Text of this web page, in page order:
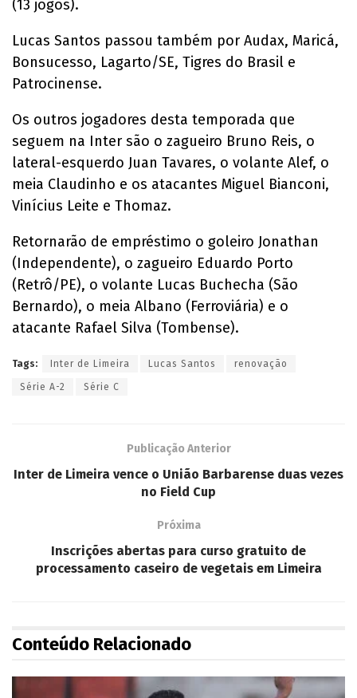
(13 jogos).
Lucas Santos passou também por Audax, Maricá,
Bonsucesso, Lagarto/SE, Tigres do Brasil e
Patrocinense.
Os outros jogadores desta temporada que
seguem na Inter são o zagueiro Bruno Reis, o
lateral-esquerdo Juan Tavares, o volante Alef, o
meia Claudinho e os atacantes Miguel Bianconi,
Vinícius Leite e Thomaz.
Retornarão de empréstimo o goleiro Jonathan
(Independente), o zagueiro Eduardo Porto
(Retrô/PE), o volante Lucas Buchecha (São
Bernardo), o meia Albano (Ferroviária) e o
atacante Rafael Silva (Tombense).
Tags: Inter de Limeira Lucas Santos renovação
Série A-2 Série C
Publicação Anterior
Inter de Limeira vence o União Barbarense duas vezes
no Field Cup
Próxima
Inscrições abertas para curso gratuito de
processamento caseiro de vegetais em Limeira
Conteúdo Relacionado